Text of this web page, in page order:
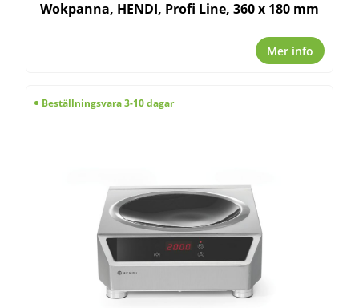
Wokpanna, HENDI, Profi Line, 360 x 180 mm
Mer info
Beställningsvara 3-10 dagar